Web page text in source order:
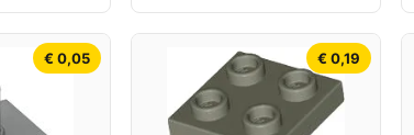
€ 0,05 € 0,19